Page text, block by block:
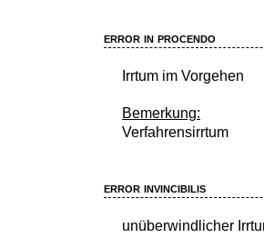
error in procendo
Irrtum im Vorgehen
Bemerkung:
Verfahrensirrtum
error invincibilis
unüberwindlicher